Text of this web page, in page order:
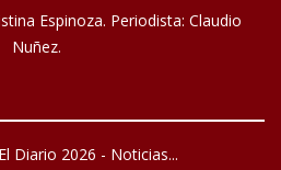
Espinoza. Periodista: Claudio
Nuñez.
Diario 2026 - Noticias...